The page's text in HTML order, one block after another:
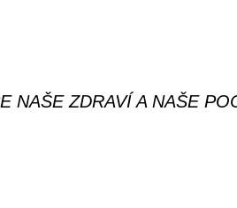
NAŠE ZDRAVÍ A NAŠE